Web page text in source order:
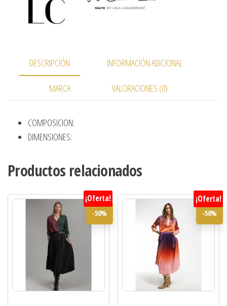
DESCRIPCIÓN INFORMACIÓN ADICIONAL
MARCA VALORACIONES (0)
COMPOSICION:
DIMENSIONES:
Productos relacionados
¡Oferta!
-50%
¡Oferta!
-50%